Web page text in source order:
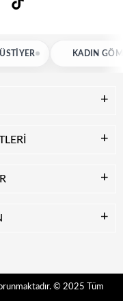
KADIN GÖMLEK
© 2025
Tüm